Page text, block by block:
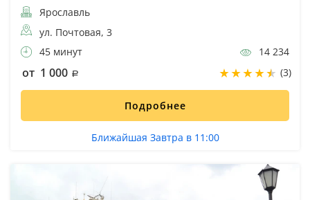
Ярославль
ул. Почтовая, 3
45 минут
14 234
от 1 000 (3)
Подробнее
Ближайшая Завтра в 11:00